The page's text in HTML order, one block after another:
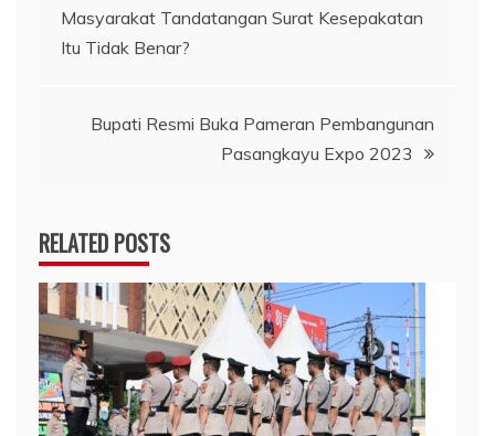
pos
Masyarakat Tandatangan Surat Kesepakatan
Itu Tidak Benar?
Bupati Resmi Buka Pameran Pembangunan
Pasangkayu Expo 2023
RELATED POSTS